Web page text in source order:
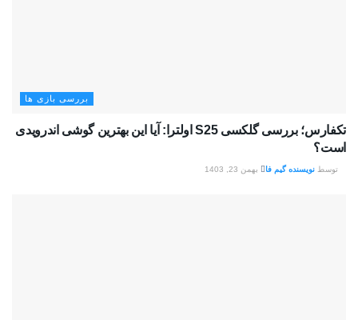
بررسی بازی ها
تکفارس؛ بررسی گلکسی S25 اولترا: آیا این بهترین گوشی اندرویدی
است؟
توسط نویسنده گیم فا بهمن 23, 1403